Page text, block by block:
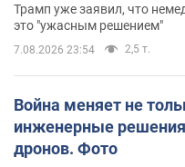
Трамп уже заявил, что
это "ужасным решением"
7.08.2026 23:54 2,5 т.
Война меняет не
инженерные решения
дронов. Фото